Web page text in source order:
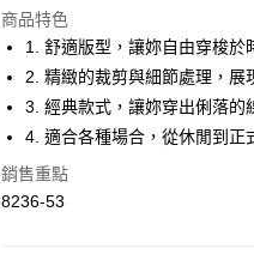
ATM付款
運送方式
付款後全家取貨
每筆NT$60，滿NT$1,000(含以上)
商品特色
1. 舒適版型，讓妳自由穿梭於
2. 精緻的裁剪與細節處理，展
3. 經典款式，讓妳穿出俐落的
4. 適合各種場合，從休閒到正
銷售重點
8236-53